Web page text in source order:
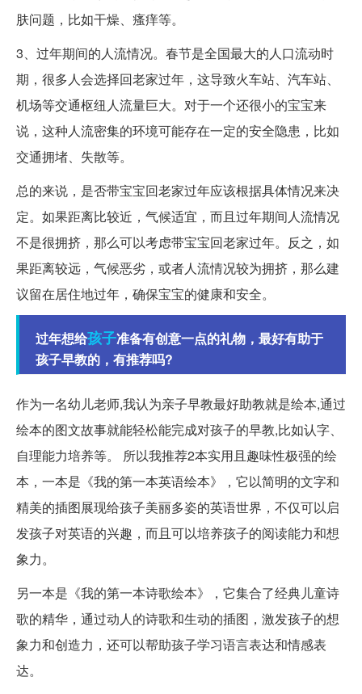
肤问题，比如干燥、瘙痒等。
3、过年期间的人流情况。春节是全国最大的人口流动时
期，很多人会选择回老家过年，这导致火车站、汽车站、
机场等交通枢纽人流量巨大。对于一个还很小的宝宝来
说，这种人流密集的环境可能存在一定的安全隐患，比如
交通拥堵、失散等。
总的来说，是否带宝宝回老家过年应该根据具体情况来决
定。如果距离比较近，气候适宜，而且过年期间人流情况
不是很拥挤，那么可以考虑带宝宝回老家过年。反之，如
果距离较远，气候恶劣，或者人流情况较为拥挤，那么建
议留在居住地过年，确保宝宝的健康和安全。
过年想给孩子准备有创意一点的礼物，最好有助于
孩子早教的，有推荐吗?
作为一名幼儿老师,我认为亲子早教最好助教就是绘本,通过
绘本的图文故事就能轻松能完成对孩子的早教,比如认字、
自理能力培养等。 所以我推荐2本实用且趣味性极强的绘
本，一本是《我的第一本英语绘本》，它以简明的文字和
精美的插图展现给孩子美丽多姿的英语世界，不仅可以启
发孩子对英语的兴趣，而且可以培养孩子的阅读能力和想
象力。
另一本是《我的第一本诗歌绘本》，它集合了经典儿童诗
歌的精华，通过动人的诗歌和生动的插图，激发孩子的想
象力和创造力，还可以帮助孩子学习语言表达和情感表
达。